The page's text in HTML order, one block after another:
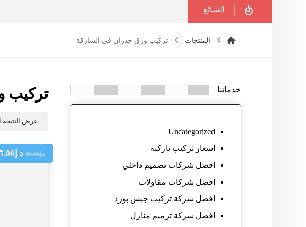
الشائع
المنتجات تركيب ورق جدران في الشارقة
تركيب
عرض النتيجة
د.إ10.00 د.إ
خدماتنا
Uncategorized
اسعار تركيب باركيه
افضل شركات تصميم داخلي
افضل شركات مقاولات
افضل شركة تركيب جبس بورد
افضل شركة ترميم منازل